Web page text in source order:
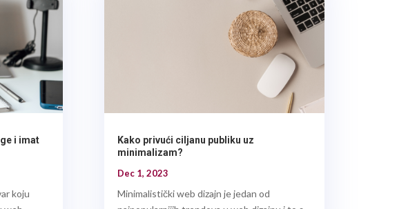
i imat
koju
Kako privući ciljanu publiku uz
minimalizam?
Dec 1, 2023
Minimalistički web dizajn je jedan od